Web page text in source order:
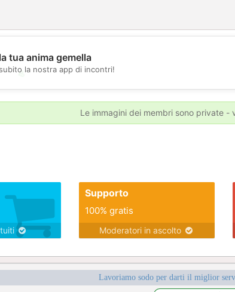
💖
💕
tua anima gemella
la nostra app di incontri!
Le immagini dei membri sono private -
Supporto
100% gratis
Moderatori in ascolto
Lavoriamo sodo per darti il miglior